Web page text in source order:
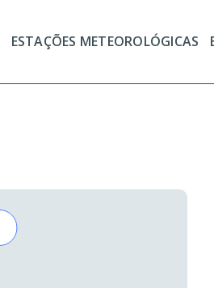
ESTAÇÕES METEOROLÓGICAS